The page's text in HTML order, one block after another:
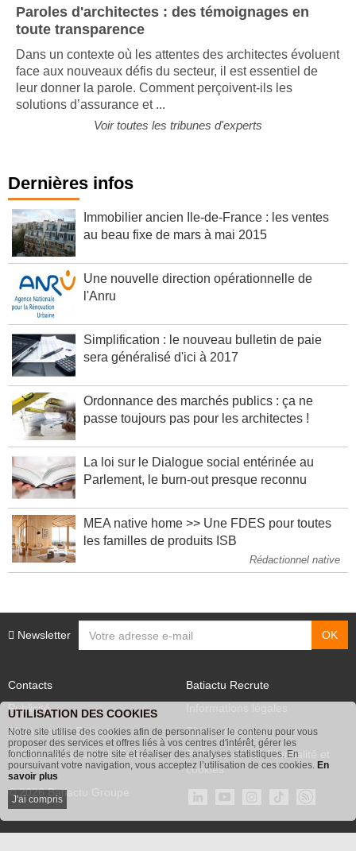
Paroles d'architectes : des témoignages en
toute transparence
Dans un contexte où les attentes des architectes évoluent
face aux nouveaux défis du secteur, il est essentiel de
leur donner la parole. Comment perçoivent-ils les
solutions d’assurance et ...
Voir toutes les tribunes d'experts
Dernières infos
Immobilier ancien Ile-de-France : les ventes
au beau fixe de mars à mai 2015
Une nouvelle direction opérationnelle de
l'Anru
Simplification : le nouveau bulletin de paie
sera généralisé d'ici à 2017
Ordonnance des marchés publics : ça ne
passe toujours pas pour les architectes !
La loi sur le Dialogue social entérinée au
Parlement, le burn-out presque reconnu
MEA native home >> Une FDES pour toutes
les familles de produits ISB
Rédactionnel native
Newsletter
Contacts
Publicité
Abonnement Batiactu
Voir les contenus+ de Batiactu
Batiactu Recrute
Site annonceurs
Politique de confidentialité et
cookies
© 2026 Batiactu Groupe
UTILISATION DES COOKIES
Notre site utilise des cookies afin de personnaliser le contenu pour vous
proposer des services et offres liés à vos centres d'intérêt, gérer les
fonctionnalités de notre site et réaliser des analyses statistiques. En
poursuivant votre navigation, vous acceptez l’utilisation de ces cookies. En
savoir plus
J'ai compris